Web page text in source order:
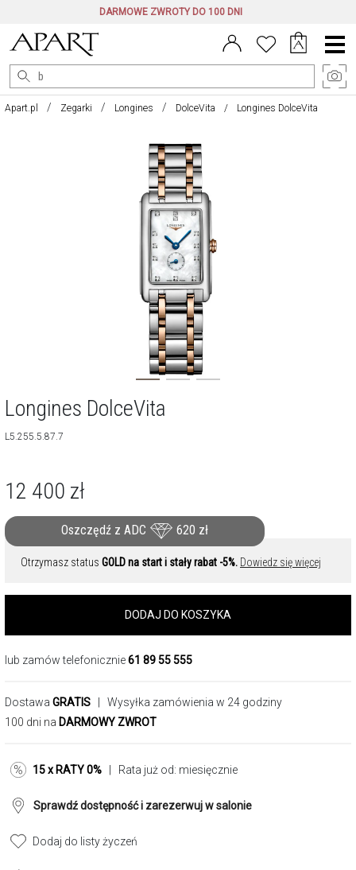
DARMOWE ZWROTY DO 100 DNI
Menu
główne
Apart.pl Zegarki Longines DolceVita Longines DolceVita
Longines DolceVita
L5.255.5.87.7
12 400 zł
Oszczędź z ADC 620 zł
Otrzymasz status GOLD na start i stały rabat -5%. Dowiedz się więcej
DODAJ DO KOSZYKA
lub zamów telefonicznie61 89 55 555
Dostawa GRATIS | Wysyłka zamówienia w 24 godziny
100 dni na DARMOWY ZWROT
15 x RATY 0% | Rata już od: miesięcznie
Sprawdź dostępność i zarezerwuj w salonie
Dodaj do listy życzeń